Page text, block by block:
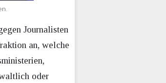
Journalisten
an, welche
oder